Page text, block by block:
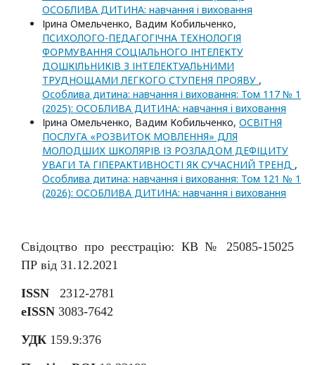
ОСОБЛИВА ДИТИНА: навчання i виховання
Ірина Омельченко, Вадим Кобильченко,
ПСИХОЛОГО-ПЕДАГОГІЧНА ТЕХНОЛОГІЯ
ФОРМУВАННЯ СОЦІАЛЬНОГО ІНТЕЛЕКТУ
ДОШКІЛЬНИКІВ З ІНТЕЛЕКТУАЛЬНИМИ
ТРУДНОЩАМИ ЛЕГКОГО СТУПЕНЯ ПРОЯВУ ,
Особлива дитина: навчання і виховання: Том 117 № 1
(2025): ОСОБЛИВА ДИТИНА: навчання i виховання
Ірина Омельченко, Вадим Кобильченко, ОСВІТНЯ
ПОСЛУГА «РОЗВИТОК МОВЛЕННЯ» ДЛЯ
МОЛОДШИХ ШКОЛЯРІВ ІЗ РОЗЛАДОМ ДЕФІЦИТУ
УВАГИ ТА ГІПЕРАКТИВНОСТІ ЯК СУЧАСНИЙ ТРЕНД ,
Особлива дитина: навчання і виховання: Том 121 № 1
(2026): ОСОБЛИВА ДИТИНА: навчання i виховання
Свідоцтво про реєстрацію: КВ № 25085-15025
ПР від 31.12.2021
ISSN 2312-2781
eISSN 3083-7642
УДК 159.9:376